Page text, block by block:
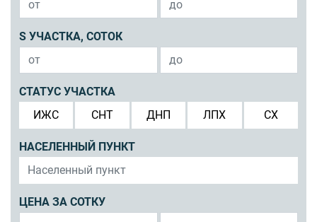
S УЧАСТКА, СОТОК
СТАТУС УЧАСТКА
ИЖС
СНТ ДНП ЛПХ СХ
НАСЕЛЕННЫЙ ПУНКТ
ЦЕНА ЗА СОТКУ